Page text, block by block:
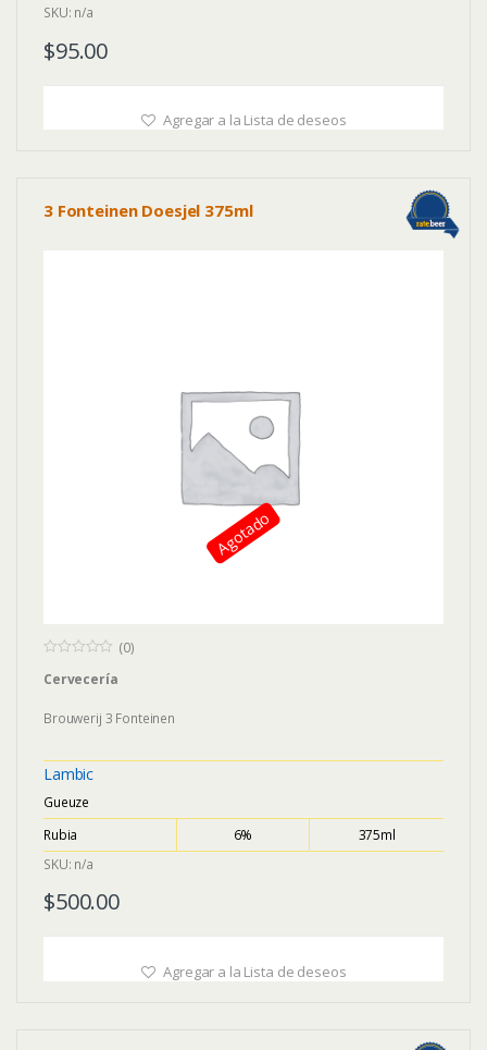
SKU: n/a
$95.00
Agregar a la Lista de deseos
Agotado
3 Fonteinen Doesjel 375ml
o
o
(0)
Cervecería
Brouwerij 3 Fonteinen
Lambic
Gueuze
Rubia
6%
375ml
SKU: n/a
$500.00
Agregar a la Lista de deseos